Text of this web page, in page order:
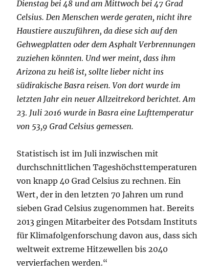
Dienstag bei 48 und am Mittwoch bei 47 Grad
Celsius. Den Menschen werde geraten, nicht ihre
Haustiere auszuführen, da diese sich auf den
Gehwegplatten oder dem Asphalt Verbrennungen
zuziehen könnten. Und wer meint, dass ihm
Arizona zu heiß ist, sollte lieber nicht ins
südirakische Basra reisen. Von dort wurde im
letzten Jahr ein neuer Allzeitrekord berichtet. Am
23. Juli 2016 wurde in Basra eine Lufttemperatur
von 53,9 Grad Celsius gemessen.
Statistisch ist im Juli inzwischen mit
durchschnittlichen Tageshöchsttemperaturen
von knapp 40 Grad Celsius zu rechnen. Ein
Wert, der in den letzten 70 Jahren um rund
sieben Grad Celsius zugenommen hat. Bereits
2013 gingen Mitarbeiter des Potsdam Instituts
für Klimafolgenforschung davon aus, dass sich
weltweit extreme Hitzewellen bis 2040
vervierfachen werden.“